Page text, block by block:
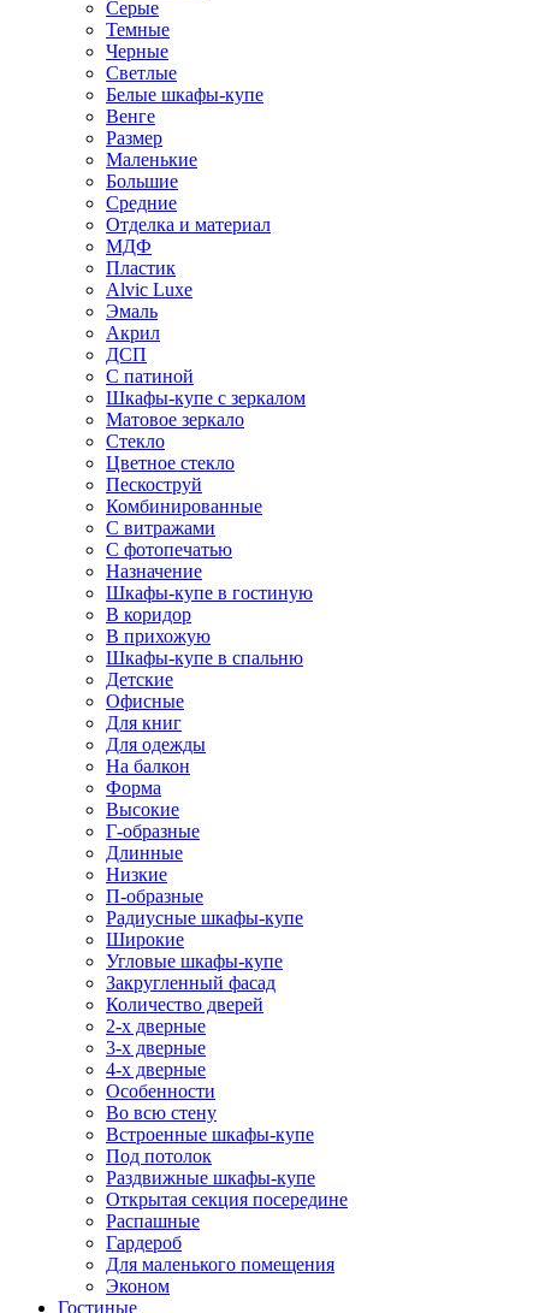
Серые
Темные
Черные
Светлые
Белые шкафы-купе
Венге
Размер
Маленькие
Большие
Средние
Отделка и материал
МДФ
Пластик
Alvic Luxe
Эмаль
Акрил
ДСП
С патиной
Шкафы-купе с зеркалом
Матовое зеркало
Стекло
Цветное стекло
Пескоструй
Комбинированные
С витражами
С фотопечатью
Назначение
Шкафы-купе в гостиную
В коридор
В прихожую
Шкафы-купе в спальню
Детские
Офисные
Для книг
Для одежды
На балкон
Форма
Высокие
Г-образные
Длинные
Низкие
П-образные
Радиусные шкафы-купе
Широкие
Угловые шкафы-купе
Закругленный фасад
Количество дверей
2-х дверные
3-х дверные
4-х дверные
Особенности
Во всю стену
Встроенные шкафы-купе
Под потолок
Раздвижные шкафы-купе
Открытая секция посередине
Распашные
Гардероб
Для маленького помещения
Эконом
Гостиные